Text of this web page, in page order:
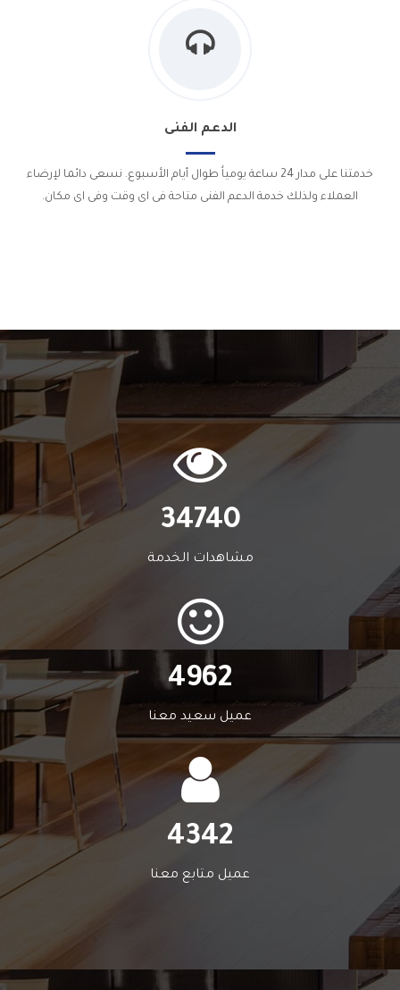
الدعم الفنى
خدمتنا على مدار 24 ساعة يومياُ طوال أيام الأسبوع. نسعى دائما لإرضاء
العملاء ولذلك خدمة الدعم الفنى متاحة فى اى وقت وفى اى مكان.
34740
مشاهدات الخدمة
4962
عميل سعيد معنا
4342
عميل متابع معنا